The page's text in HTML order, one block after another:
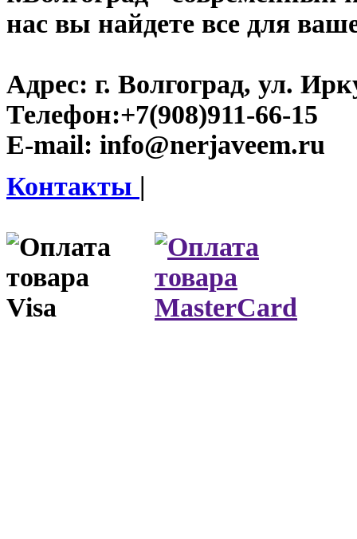
нас вы найдете все для
Адрес: г. Волгоград, ул.
Телефон:+7(908)911-66-15
E-mail: info@nerjaveem.ru
Контакты |